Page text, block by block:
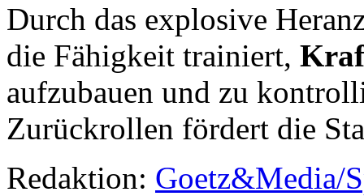
Durch das explosive
die Fähigkeit trainiert,
aufzubauen und zu
Zurückrollen fördert die
Redaktion: Goetz&Media/